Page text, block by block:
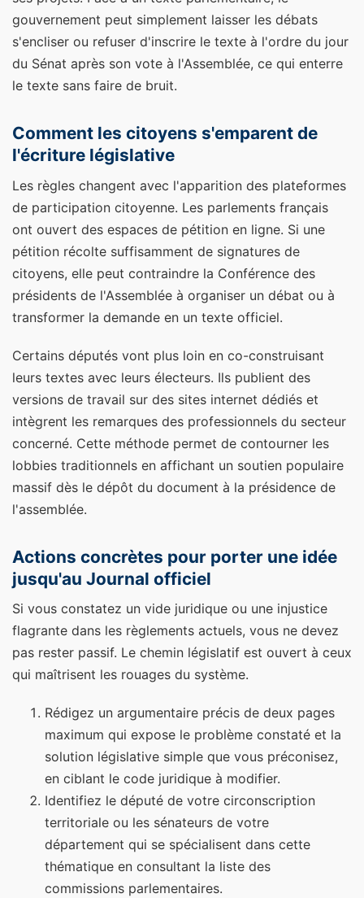
gouvernement peut simplement laisser les débats
s'encliser ou refuser d'inscrire le texte à l'ordre du jour
du Sénat après son vote à l'Assemblée, ce qui enterre
le texte sans faire de bruit.
Comment les citoyens s'emparent de
l'écriture législative
Les règles changent avec l'apparition des plateformes
de participation citoyenne. Les parlements français
ont ouvert des espaces de pétition en ligne. Si une
pétition récolte suffisamment de signatures de
citoyens, elle peut contraindre la Conférence des
présidents de l'Assemblée à organiser un débat ou à
transformer la demande en un texte officiel.
Certains députés vont plus loin en co-construisant
leurs textes avec leurs électeurs. Ils publient des
versions de travail sur des sites internet dédiés et
intègrent les remarques des professionnels du secteur
concerné. Cette méthode permet de contourner les
lobbies traditionnels en affichant un soutien populaire
massif dès le dépôt du document à la présidence de
l'assemblée.
Actions concrètes pour porter une idée
jusqu'au Journal officiel
Si vous constatez un vide juridique ou une injustice
flagrante dans les règlements actuels, vous ne devez
pas rester passif. Le chemin législatif est ouvert à ceux
qui maîtrisent les rouages du système.
Rédigez un argumentaire précis de deux pages
maximum qui expose le problème constaté et la
solution législative simple que vous préconisez,
en ciblant le code juridique à modifier.
Identifiez le député de votre circonscription
territoriale ou les sénateurs de votre
département qui se spécialisent dans cette
thématique en consultant la liste des
commissions parlementaires.